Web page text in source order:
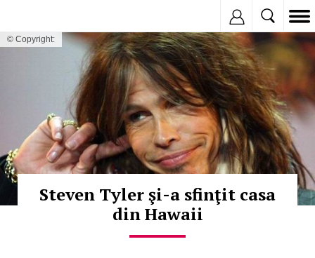
© Copyright:
Steven Tyler şi-a sfinţit casa
din Hawaii